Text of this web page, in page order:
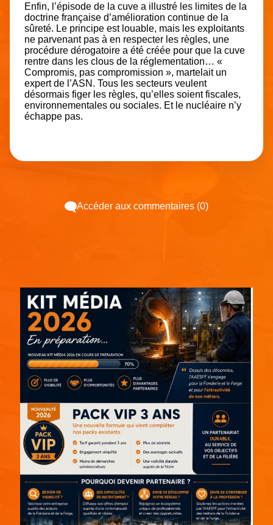
Enfin, l’épisode de la cuve a illustré les limites de la
doctrine française d’amélioration continue de la
sûreté. Le principe est louable, mais les exploitants
ne parvenant pas à en respecter les règles, une
procédure dérogatoire a été créée pour que la cuve
rentre dans les clous de la réglementation… «
Compromis, pas compromission », martelait un
expert de l’ASN. Tous les secteurs veulent
désormais figer les règles, qu’elles soient fiscales,
environnementales ou sociales. Et le nucléaire n’y
échappe pas.
Accéder aux commentaires (0)